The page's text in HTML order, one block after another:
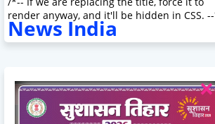
render anyway, and it'll be hidden in CSS.
News India